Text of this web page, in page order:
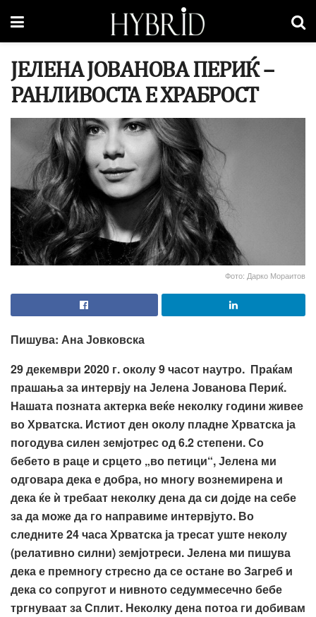
ЈЕЛЕНА ЈОВАНОВА ПЕРИЌ –
РАНЛИВОСТА Е ХРАБРОСТ
Фото: Дарко Мораитов
Пишува: Ана Јовковска
29декември 2020 г. околу 9 часот наутро. Праќам
прашања за интервју на Јелена Јованова Периќ.
Нашата позната актерка веќе неколку години живее
во Хрватска. Истиот ден околу пладне Хрватска ја
погодува силен земјотрес од 6.2 степени. Со
бебето в раце и срцето „во петици“, Јелена ми
одговара дека е добра, но многу вознемирена и
дека ќе ѝ требаат неколку дена да си дојде на себе
за да може да го направиме интервјуто. Во
следните 24 часа Хрватска ја тресат уште неколу
(релативно силни) земјотреси. Јелена ми пишува
дека е премногу стресно да се остане во Загреб и
дека со сопругот и нивното седуммесечно бебе
тргнуваат за Сплит. Неколку дена потоа ги добивам